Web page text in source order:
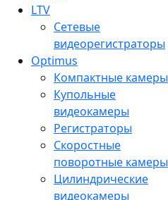
LTV
Сетевые
видеорегистраторы
Optimus
Компактные камеры
Купольные
видеокамеры
Регистраторы
Скоростные
поворотные камеры
Цилиндрические
видеокамеры